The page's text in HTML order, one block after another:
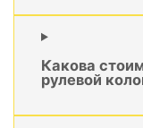
Какова
рулевой